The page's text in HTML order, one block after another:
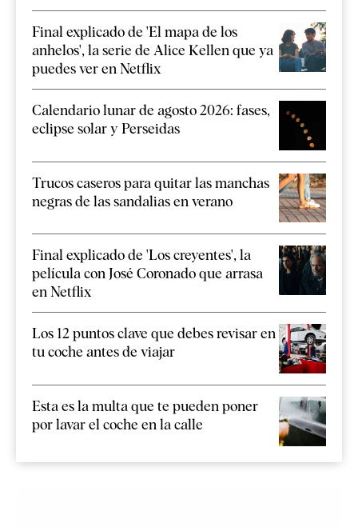
Final explicado de 'El mapa de los
anhelos', la serie de Alice Kellen que ya
puedes ver en Netflix
Calendario lunar de agosto 2026: fases,
eclipse solar y Perseidas
Trucos caseros para quitar las manchas
negras de las sandalias en verano
Final explicado de 'Los creyentes', la
película con José Coronado que arrasa
en Netflix
Los 12 puntos clave que debes revisar en
tu coche antes de viajar
Esta es la multa que te pueden poner
por lavar el coche en la calle